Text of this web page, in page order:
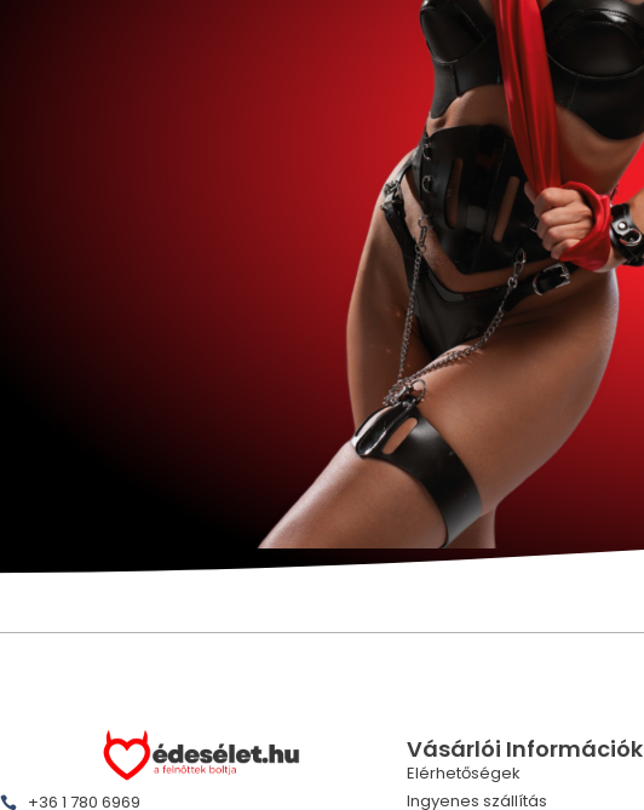
+36 1 780 6969
Vásárlói Információk
Elérhetőségek
Ingyenes szállítás